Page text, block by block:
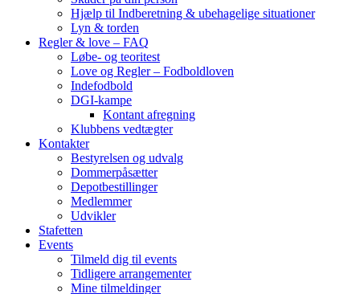
Hjælp til Indberetning & ubehagelige situationer
Lyn & torden
Regler & love – FAQ
Løbe- og teoritest
Love og Regler – Fodboldloven
Indefodbold
DGI-kampe
Kontant afregning
Klubbens vedtægter
Kontakter
Bestyrelsen og udvalg
Dommerpåsætter
Depotbestillinger
Medlemmer
Udvikler
Stafetten
Events
Tilmeld dig til events
Tidligere arrangementer
Mine tilmeldinger